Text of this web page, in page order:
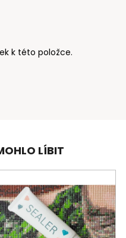
k této položce.
LÍBIT